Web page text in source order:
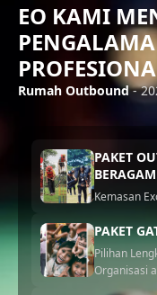
EO KAMI
Rumah Outbound-
PAKET
BERAGAM
Kemasan
PAKET
Pilihan
Organisasi